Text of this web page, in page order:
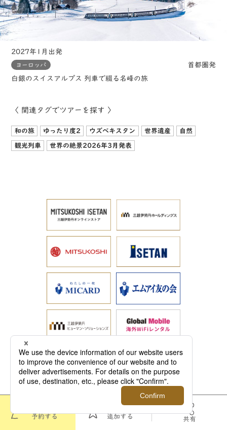
予約する
追加する
共有
2027年1月出発
ヨーロッパ
首都圏発
白銀のスイスアルプス 列車で綴る名峰の旅
〈 関連タグでツアーを探す 〉
和の旅 ゆったり度2 ウズベキスタン 世界遺産 自然
観光列車 世界の絶景2026年3月発表